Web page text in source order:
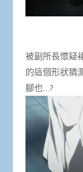
被副所長懷疑
的這個形狀猜
腳也…?